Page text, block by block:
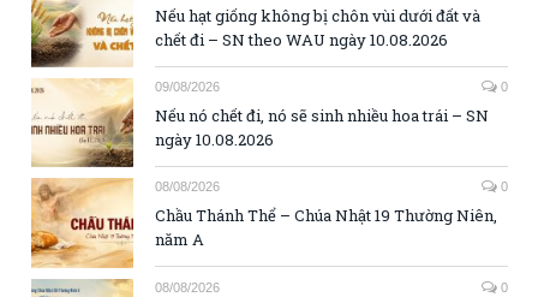
Nếu hạt giống không bị chôn vùi dưới đất và
chết đi – SN theo WAU ngày 10.08.2026
09/08/2026 0
Nếu nó chết đi, nó sẽ sinh nhiều hoa trái – SN
ngày 10.08.2026
08/08/2026 0
Chầu Thánh Thể – Chúa Nhật 19 Thường Niên,
năm A
08/08/2026 0